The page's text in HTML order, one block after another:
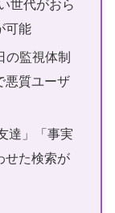
世代がおら
可能
の監視体制
悪質ユーザ
達」「事実
せた検索が